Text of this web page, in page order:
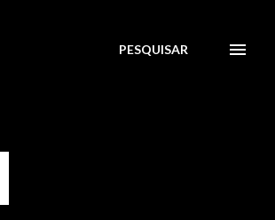
PESQUISAR